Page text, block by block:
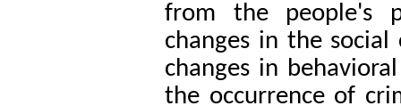
from the people's
changes in the
changes in
the occurrence of